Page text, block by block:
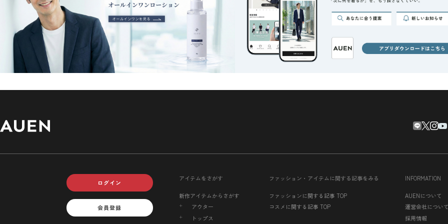
ログイン
会員登録
アイテムをさがす
新作アイテムからさがす
アウター
トップス
ファッション・アイテムに関する記事をみる
ファッションに関する記事 TOP
コスメに関する記事 TOP
INFORMATION
AUENについて
運営会社につい
採用情報